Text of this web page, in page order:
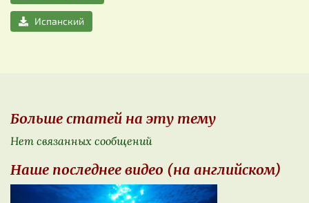
Испанский
Больше статей на эту тему
Нет связанных сообщений
Наше последнее видео (на английском)